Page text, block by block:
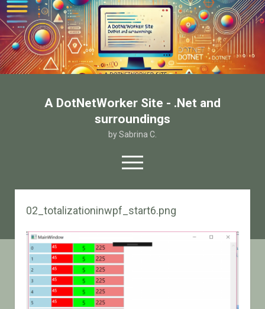
A DotNetWorker Site - .Net and
surroundings
by Sabrina C.
open
menu
twitterfacebook
email-form
Chi sono
Contatto
02_totalizationinwpf_start6.png